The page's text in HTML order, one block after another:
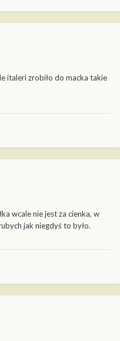
italeri zrobiło do macka takie
wcale nie jest za cienka, w
jak niegdyś to było.